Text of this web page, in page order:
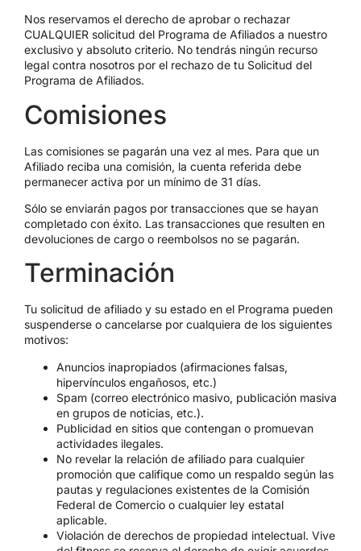
Nos reservamos el derecho de aprobar o rechazar
CUALQUIER solicitud del Programa de Afiliados a nuestro
exclusivo y absoluto criterio. No tendrás ningún recurso
legal contra nosotros por el rechazo de tu Solicitud del
Programa de Afiliados.
Comisiones
Las comisiones se pagarán una vez al mes. Para que un
Afiliado reciba una comisión, la cuenta referida debe
permanecer activa por un mínimo de 31 días.
Sólo se enviarán pagos por transacciones que se hayan
completado con éxito. Las transacciones que resulten en
devoluciones de cargo o reembolsos no se pagarán.
Terminación
Tu solicitud de afiliado y su estado en el Programa pueden
suspenderse o cancelarse por cualquiera de los siguientes
motivos:
Anuncios inapropiados (afirmaciones falsas,
hipervínculos engañosos, etc.)
Spam (correo electrónico masivo, publicación masiva
en grupos de noticias, etc.).
Publicidad en sitios que contengan o promuevan
actividades ilegales.
No revelar la relación de afiliado para cualquier
promoción que califique como un respaldo según las
pautas y regulaciones existentes de la Comisión
Federal de Comercio o cualquier ley estatal
aplicable.
Violación de derechos de propiedad intelectual. Vive